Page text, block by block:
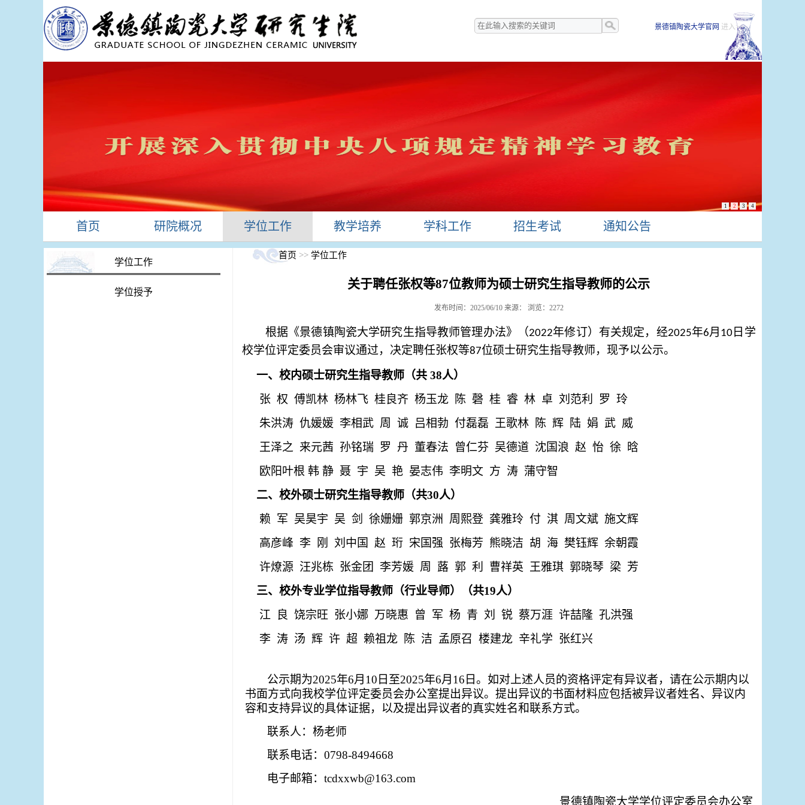
景德镇陶瓷大学官网 进入>>
1 2 3 4
首页 研院概况 学位工作 教学培养 学科工作 招生考试 通知公告
学位工作
学位授予
首页 >> 学位工作
关于聘任张权等87位教师为硕士研究生指导教师的公示
发布时间：2025/06/10 来源： 浏览： 2272
根据《景德镇陶瓷大学研究生指导教师管理办法》（2022年修订）有关规定，经2025年6月 10 日学
校学位评定委员会审议通过，决定聘任张权等87位硕士研究生指导教师， 现予以公示。
一、 校内硕士研究生指导教师（共 38人）
张 权 傅凯林 杨林飞 桂良齐 杨玉龙 陈 磬 桂 睿 林 卓 刘范利 罗 玲
朱洪涛 仇媛媛 李相武 周 诚 吕相勃 付磊磊 王歌林 陈 辉 陆 娟 武 威
王泽之
来元茜 孙铭瑞 罗 丹 董春法 曾仁芬 吴德道 沈国浪 赵 怡 徐 晗
欧阳叶根 韩 静 聂 宇 吴 艳 晏志伟 李明文 方 涛 蒲守智
二、 校外硕士研究生指导教师（共30人）
赖 军 吴昊宇 吴 剑 徐姗姗 郭京洲 周熙登 龚雅玲 付 淇 周文斌 施文辉
高彦峰 李 刚 刘中国 赵 珩 宋国强 张梅芳 熊晓洁 胡 海 樊钰辉 余朝霞
许燎源 汪兆栋 张金团 李芳媛 周 蕗 郭 利 曹祥英 王雅琪 郭晓琴 梁 芳
三、 校外专业学位指导教师 （行业导师） （共19人）
江 良 饶宗旺 张小娜 万晓惠 曾 军 杨 青 刘 锐 蔡万涯 许喆隆 孔洪强
李 涛 汤 辉 许 超 赖祖龙 陈 洁 孟原召 楼建龙 辛礼学 张红兴
公示期为2025年6月 10 日至2025年6月 16 日。如对上述人员的资格评定有异议者，请在公示期内以
书面方式向我校学位评定委员会办公室提出异议。提出异议的书面材料应包括被异议者姓名、异议内
容和支持异议的具体证据，以及提出异议者的真实姓名和联系方式。
联系人：杨老师
联系电话： 0798-8494668
电子邮箱： tcdxxwb@163.com
景德镇陶瓷大学学位评定委员会办公室